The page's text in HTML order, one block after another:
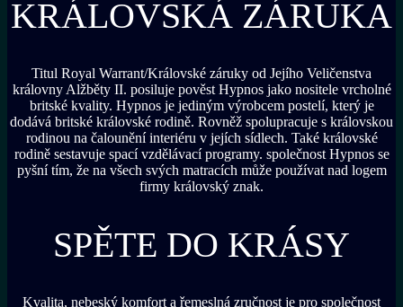
KRÁLOVSKÁ ZÁRUKA
Titul Royal Warrant/Královské záruky od Jejího Veličenstva
královny Alžběty II. posiluje pověst Hypnos jako nositele vrcholné
britské kvality. Hypnos je jediným výrobcem postelí, který je
dodává britské královské rodině. Rovněž spolupracuje s královskou
rodinou na čalounění interiéru v jejích sídlech. Také královské
rodině sestavuje spací vzdělávací programy. společnost Hypnos se
pyšní tím, že na všech svých matracích může používat nad logem
firmy královský znak.
SPĚTE DO KRÁSY
Kvalita, nebeský komfort a řemeslná zručnost je pro společnost